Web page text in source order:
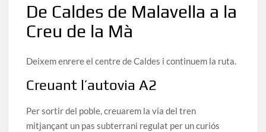
De Caldes de Malavella a la
Creu de la Mà
Deixem enrere el centre de Caldes i continuem la ruta.
Creuant l’autovia A2
Per sortir del poble, creuarem la via del tren
mitjançant un pas subterrani regulat per un curiós